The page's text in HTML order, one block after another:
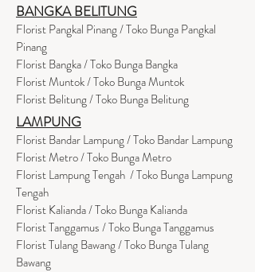
BANGKA BELITUNG
Florist Pangkal Pinang / Toko Bunga Pangkal
Pinang
Florist Bangka / Toko Bunga Bangka
Florist Muntok / Toko Bunga Muntok
Florist Belitung / Toko Bunga Belitung
LAMPUNG
Florist Bandar Lampung / Toko Bandar Lampung
Florist Metro / Toko Bunga Metro
Florist Lampung Tengah / Toko Bunga Lampung
Tengah
Florist Kalianda / Toko Bunga Kalianda
Florist Tanggamus / Toko Bunga Tanggamus
Florist Tulang Bawang / Toko Bunga Tulang
Bawang